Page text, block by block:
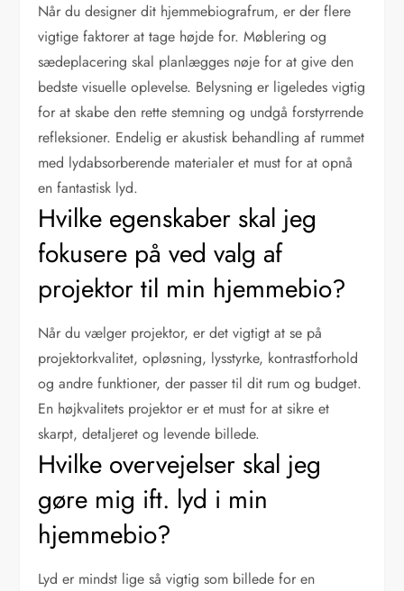
Når du designer dit hjemmebiografrum, er der flere
vigtige faktorer at tage højde for. Møblering og
sædeplacering skal planlægges nøje for at give den
bedste visuelle oplevelse. Belysning er ligeledes vigtig
for at skabe den rette stemning og undgå forstyrrende
refleksioner. Endelig er akustisk behandling af rummet
med lydabsorberende materialer et must for at opnå
en fantastisk lyd.
Hvilke egenskaber skal jeg
fokusere på ved valg af
projektor til min hjemmebio?
Når du vælger projektor, er det vigtigt at se på
projektorkvalitet, opløsning, lysstyrke, kontrastforhold
og andre funktioner, der passer til dit rum og budget.
En højkvalitets projektor er et must for at sikre et
skarpt, detaljeret og levende billede.
Hvilke overvejelser skal jeg
gøre mig ift. lyd i min
hjemmebio?
Lyd er mindst lige så vigtig som billede for en